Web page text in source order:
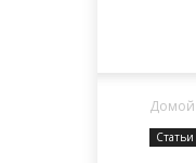
Домой
Статьи